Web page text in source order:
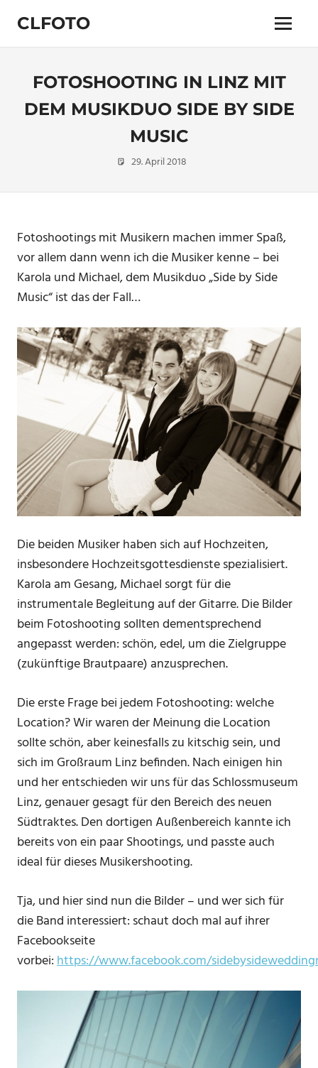
Inhalt
springen
CLFOTO
Fotograf
Lanegger
Oberösterreich
Menü
FOTOSHOOTING IN LINZ MIT
DEM MUSIKDUO SIDE BY SIDE
MUSIC
29. April 2018
Fotoshootings mit Musikern machen immer Spaß,
vor allem dann wenn ich die Musiker kenne – bei
Karola und Michael, dem Musikduo „Side by Side
Music“ ist das der Fall…
Die beiden Musiker haben sich auf Hochzeiten,
insbesondere Hochzeitsgottesdienste spezialisiert.
Karola am Gesang, Michael sorgt für die
instrumentale Begleitung auf der Gitarre. Die Bilder
beim Fotoshooting sollten dementsprechend
angepasst werden: schön, edel, um die Zielgruppe
(zukünftige Brautpaare) anzusprechen.
Die erste Frage bei jedem Fotoshooting: welche
Location? Wir waren der Meinung die Location
sollte schön, aber keinesfalls zu kitschig sein, und
sich im Großraum Linz befinden. Nach einigen hin
und her entschieden wir uns für das Schlossmuseum
Linz, genauer gesagt für den Bereich des neuen
Südtraktes. Den dortigen Außenbereich kannte ich
bereits von ein paar Shootings, und passte auch
ideal für dieses Musikershooting.
Tja, und hier sind nun die Bilder – und wer sich für
die Band interessiert: schaut doch mal auf ihrer
Facebookseite
vorbei:https://www.facebook.com/